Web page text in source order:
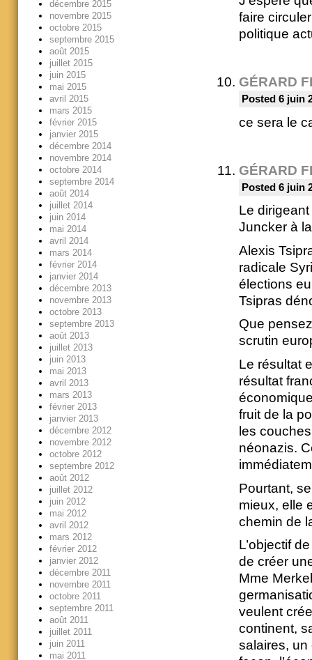
faire
politique
GÉRARD
Posted 6 juin
ce sera le
GÉRARD
Posted 6 juin
Le
Juncker à
Alexis
radicale
élections
Tsipras
Que
scrutin
Le résultat
résultat
fruit de la
les
néonazis.
Pourtant,
mieux, elle
chemin de
L’objectif
de créer
Mme
veulent
continent,
salaires, un
décembre 2015
novembre 2015
octobre 2015
septembre 2015
août 2015
juillet 2015
juin 2015
mai 2015
avril 2015
mars 2015
février 2015
janvier 2015
décembre 2014
novembre 2014
octobre 2014
septembre 2014
août 2014
juillet 2014
juin 2014
mai 2014
avril 2014
mars 2014
février 2014
janvier 2014
décembre 2013
novembre 2013
octobre 2013
septembre 2013
août 2013
juillet 2013
juin 2013
mai 2013
avril 2013
mars 2013
février 2013
janvier 2013
décembre 2012
novembre 2012
octobre 2012
septembre 2012
août 2012
juillet 2012
juin 2012
mai 2012
avril 2012
mars 2012
février 2012
janvier 2012
décembre 2011
novembre 2011
octobre 2011
septembre 2011
août 2011
juillet 2011
juin 2011
mai 2011